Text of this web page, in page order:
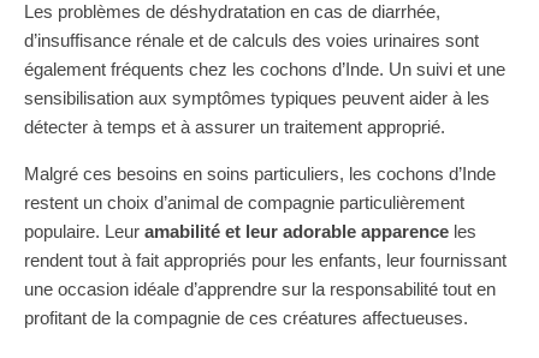
Les problèmes de déshydratation en cas de diarrhée,
d’insuffisance rénale et de calculs des voies urinaires sont
également fréquents chez les cochons d’Inde. Un suivi et une
sensibilisation aux symptômes typiques peuvent aider à les
détecter à temps et à assurer un traitement approprié.
Malgré ces besoins en soins particuliers, les cochons d’Inde
restent un choix d’animal de compagnie particulièrement
populaire. Leur amabilité et leur adorable apparence les
rendent tout à fait appropriés pour les enfants, leur fournissant
une occasion idéale d’apprendre sur la responsabilité tout en
profitant de la compagnie de ces créatures affectueuses.